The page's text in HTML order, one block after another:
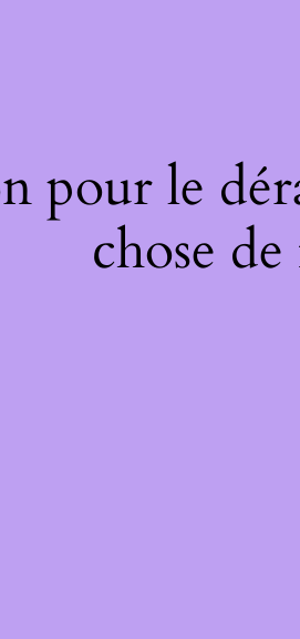
pour le
chose